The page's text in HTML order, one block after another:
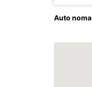
Auto noma